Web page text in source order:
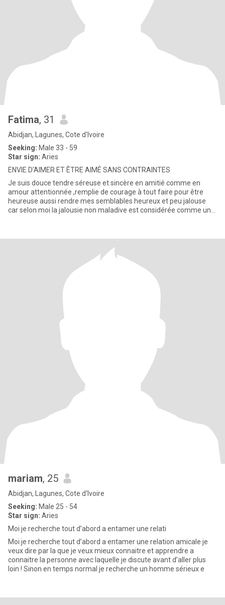
Fatima, 31
Abidjan, Lagunes, Cote d'Ivoire
Seeking: Male 33 - 59
Star sign: Aries
ENVIE D’AIMER ET ÊTRE AIMÉ SANS CONTRAINTES
Je suis douce tendre séreuse et sincère en amitié comme en
amour attentionnée ,remplie de courage à tout faire pour être
heureuse aussi rendre mes semblables heureux et peu jalouse
car selon moi la jalousie non maladive est considérée comme une
mariam, 25
Abidjan, Lagunes, Cote d'Ivoire
Seeking: Male 25 - 54
Star sign: Aries
Moi je recherche tout d’abord a entamer une relati
Moi je recherche tout d’abord a entamer une relation amicale je
veux dire par la que je veux mieux connaitre et apprendre a
connaitre la personne avec laquelle je discute avant d’aller plus
loin ! Sinon en temps normal je recherche un homme sérieux e